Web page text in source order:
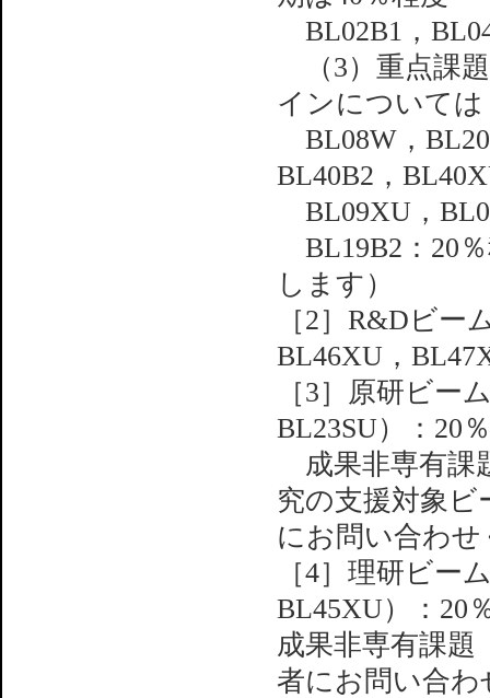
BL02B1，
（3）重点課
インについては
BL08W，
BL40B2，
BL09XU，
BL19B2：20
します）
［2］R&Dビー
BL46XU，
［3］原研ビー
BL23SU）：20
成果非専有課
究の支援対象
にお問い合わ
［4］理研ビー
BL45XU）：20
成果非専有課題
者にお問い合